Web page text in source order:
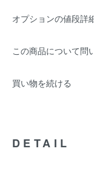
オプションの値段詳
この商品について問
買い物を続ける
DETAIL